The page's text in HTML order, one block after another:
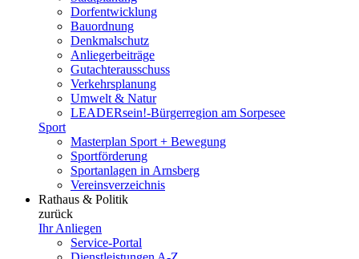
Dorfentwicklung
Bauordnung
Denkmalschutz
Anliegerbeiträge
Gutachterausschuss
Verkehrsplanung
Umwelt & Natur
LEADERsein!-Bürgerregion am Sorpesee
Sport
Masterplan Sport + Bewegung
Sportförderung
Sportanlagen in Arnsberg
Vereinsverzeichnis
Rathaus & Politik
zurück
Ihr Anliegen
Service-Portal